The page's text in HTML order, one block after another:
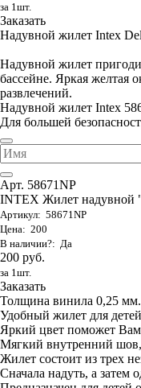
за 1шт.
Заказать
Надувной жилет Intex
Надувной жилет
бассейне. Яркая желтая
развлечений.
Надувной жилет Intex
Для большей
Арт. 58671NP
INTEX Жилет надувной
Артикул: 58671NP
Цена: 200
В наличии?: Да
200 руб.
за 1шт.
Заказать
Толщина винила 0,25 мм.
Удобный жилет для
Яркий цвет поможет Вам
Мягкий внутренний
Жилет состоит из трех
Сначала надуть, а затем